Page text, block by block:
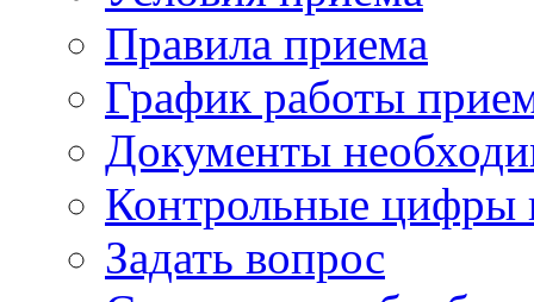
Правила приема
График работы
Документы
Контрольные цифры
Задать вопрос